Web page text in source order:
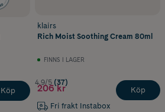
Köp
klairs
Rich Moist Soothing Cream 80ml
FINNS I LAGER
4.9/5 (37)
206 kr
Fri frakt Instabox
Köp